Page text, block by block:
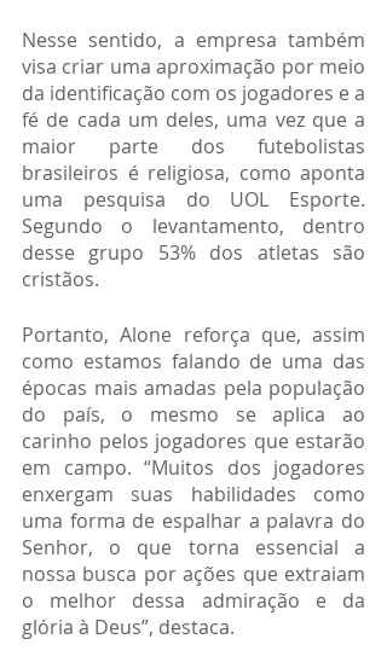
Nesse sentido, a empresa também
visa criar uma aproximação por meio
da identificação com os jogadores e a
fé de cada um deles, uma vez que a
maior parte dos futebolistas
brasileiros é religiosa, como aponta
uma pesquisa do UOL Esporte.
Segundo o levantamento, dentro
desse grupo 53% dos atletas são
cristãos.
Portanto, Alone reforça que, assim
como estamos falando de uma das
épocas mais amadas pela população
do país, o mesmo se aplica ao
carinho pelos jogadores que estarão
em campo. “Muitos dos jogadores
enxergam suas habilidades como
uma forma de espalhar a palavra do
Senhor, o que torna essencial a
nossa busca por ações que extraiam
o melhor dessa admiração e da
glória à Deus”, destaca.